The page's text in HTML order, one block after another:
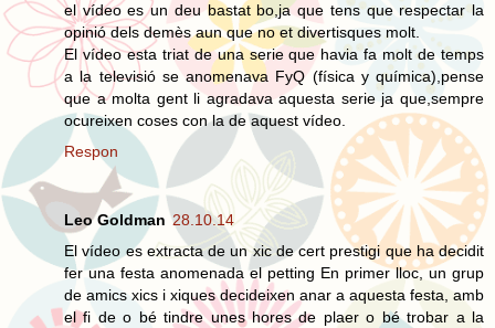
el vídeo es un deu bastat bo,ja que tens que respectar la
opinió dels demès aun que no et divertisques molt.
El vídeo esta triat de una serie que havia fa molt de temps
a la televisió se anomenava FyQ (física y química),pense
que a molta gent li agradava aquesta serie ja que,sempre
ocureixen coses con la de aquest vídeo.
Respon
Leo Goldman 28.10.14
El vídeo es extracta de un xic de cert prestigi que ha decidit
fer una festa anomenada el petting En primer lloc, un grup
de amics xics i xiques decideixen anar a aquesta festa, amb
el fi de o bé tindre unes hores de plaer o bé trobar a la